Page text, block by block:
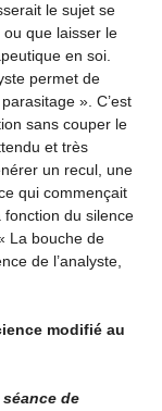
le sujet se
que laisser le
en soi.
permet de
». C’est
sans couper le
et très
un recul, une
qui commençait
du silence
La bouche de
de l’analyste,
modifié au
de